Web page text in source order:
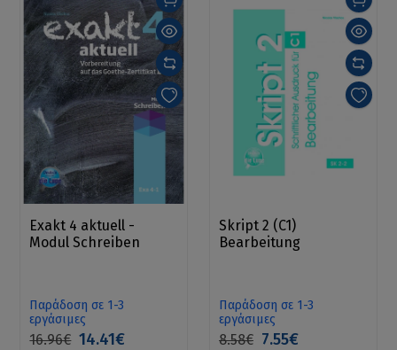
Exakt 4 aktuell -
Modul Schreiben
Παράδοση σε 1-3
εργάσιμες
16.96€ 14.41€
Skript 2 (C1)
Bearbeitung
Παράδοση σε 1-3
εργάσιμες
8.58€ 7.55€